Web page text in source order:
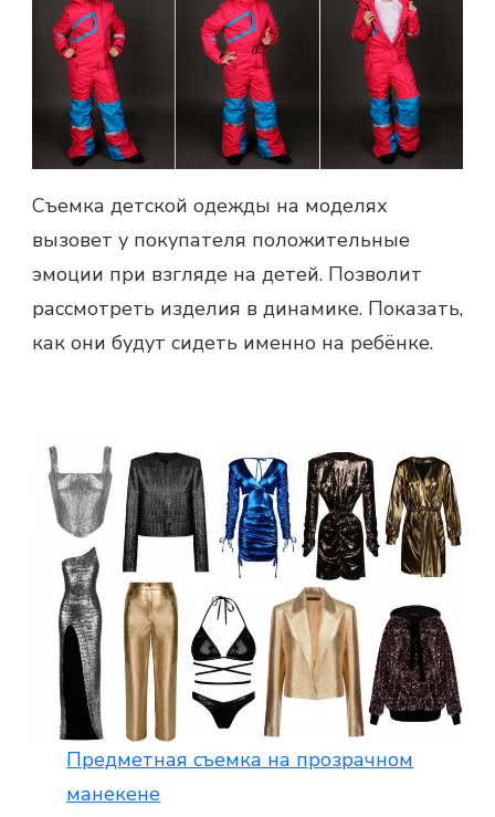
Съемка детской одежды на моделях
вызовет у покупателя положительные
эмоции при взгляде на детей. Позволит
рассмотреть изделия в динамике. Показать,
как они будут сидеть именно на ребёнке.
Предметная съемка на прозрачном
манекене